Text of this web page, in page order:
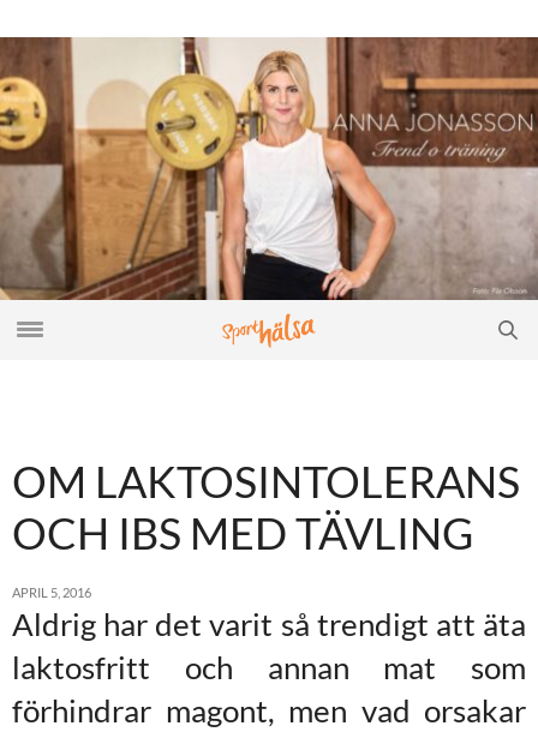
OM LAKTOSINTOLERANS
OCH IBS MED TÄVLING
APRIL 5, 2016
Aldrig har det varit så trendigt att äta
laktosfritt och annan mat som
förhindrar magont, men vad orsakar